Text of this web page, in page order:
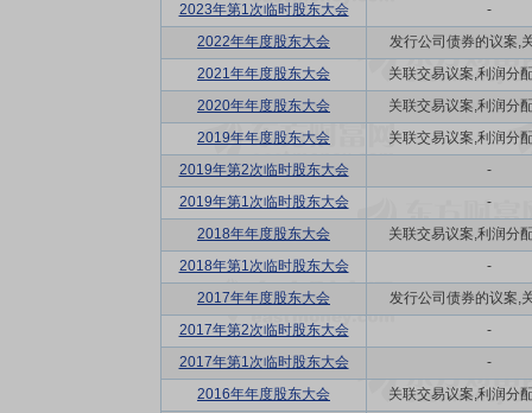
2023年第1次临时股东大会
-
2022年年度股东大会
发行公司债券的议案,
2021年年度股东大会
关联交易议案,利润分
2020年年度股东大会
关联交易议案,利润分
2019年年度股东大会
关联交易议案,利润分
2019年第2次临时股东大会
-
2019年第1次临时股东大会
-
2018年年度股东大会
关联交易议案,利润分
2018年第1次临时股东大会
-
2017年年度股东大会
发行公司债券的议案,
2017年第2次临时股东大会
-
2017年第1次临时股东大会
-
2016年年度股东大会
关联交易议案,利润分